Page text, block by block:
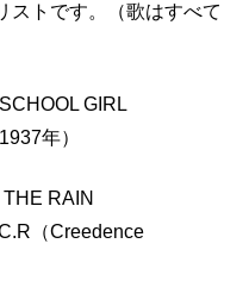
ストです。（歌はすべて
GIRL
年）
RAIN
（Creedence